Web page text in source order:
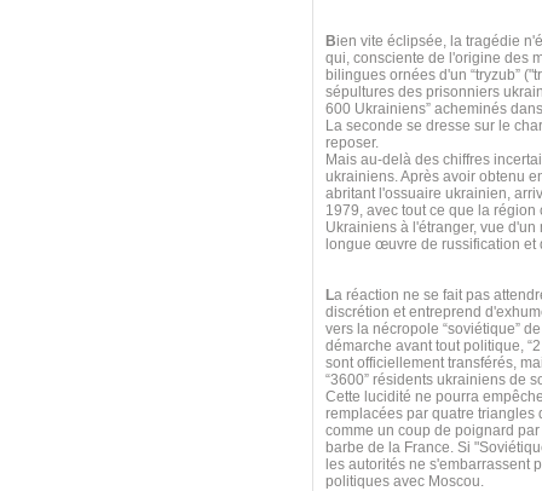
Bien vite éclipsée, la tragédie
qui, consciente de l'origine des
bilingues ornées d'un “tryzub”
sépultures des prisonniers
600 Ukrainiens” acheminés
La seconde se dresse sur le
reposer.
Mais au-delà des chiffres
ukrainiens. Après avoir obtenu
abritant l'ossuaire ukrainien,
1979, avec tout ce que la
Ukrainiens à l'étranger, vue
longue œuvre de russification et
La réaction ne se fait pas
discrétion et entreprend
vers la nécropole “soviétique”
démarche avant tout politique,
sont officiellement transférés,
“3600” résidents ukrainiens de
Cette lucidité ne pourra
remplacées par quatre
comme un coup de poignard
barbe de la France. Si
les autorités ne s'embarrassent
politiques avec Moscou.